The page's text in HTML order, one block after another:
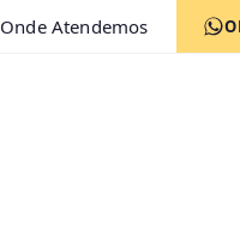
Onde Atendemos